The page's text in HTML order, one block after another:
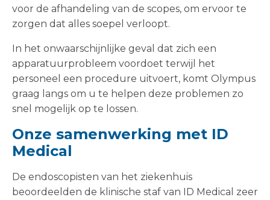
voor de afhandeling van de scopes, om ervoor te
zorgen dat alles soepel verloopt.
In het onwaarschijnlijke geval dat zich een
apparatuurprobleem voordoet terwijl het
personeel een procedure uitvoert, komt Olympus
graag langs om u te helpen deze problemen zo
snel mogelijk op te lossen.
Onze samenwerking met ID
Medical
De endoscopisten van het ziekenhuis
beoordeelden de klinische staf van ID Medical zeer